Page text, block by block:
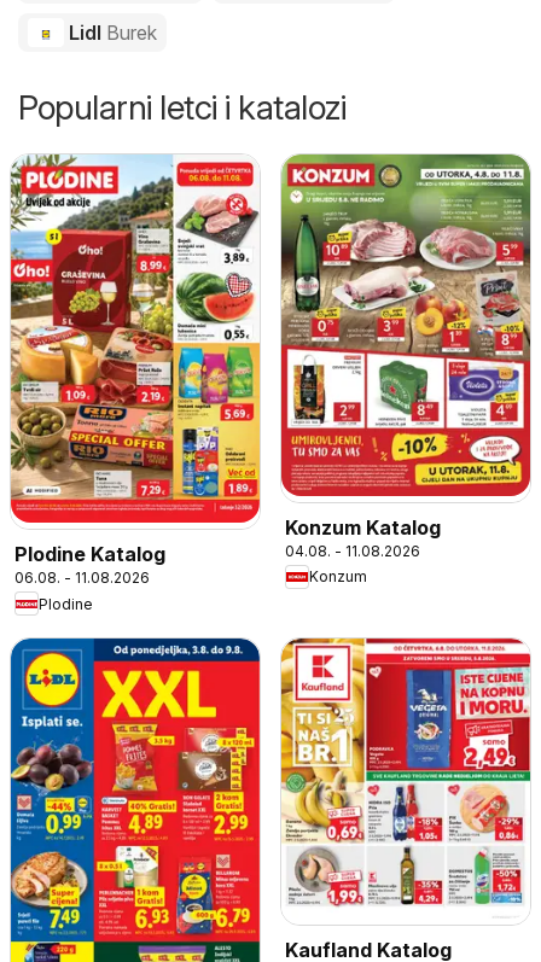
Lidl Burek
Popularni letci i katalozi
Plodine Katalog
06.08. - 11.08.2026
Plodine
Konzum Katalog
04.08. - 11.08.2026
Konzum
Kaufland Katalog